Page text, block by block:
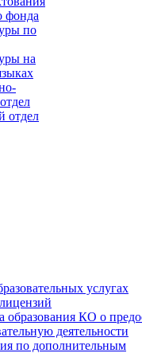
фонда
по
на
отдел
услугах
образования КО о
деятельности
по дополнительным